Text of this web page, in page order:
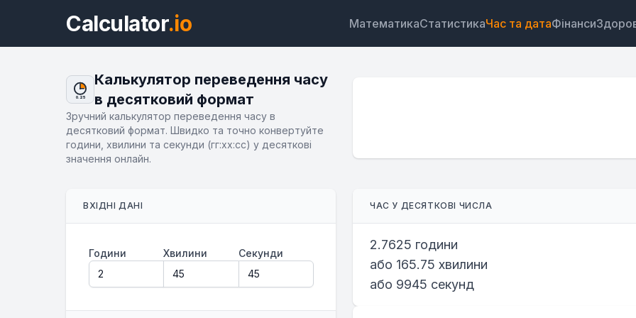
Calculator.io МатематикаСтатистикаЧас та датаФінанси
0.25
Калькулятор переведення часу
в десятковий формат
Зручний калькулятор переведення часу в
десятковий формат. Швидко та точно конвертуйте
години, хвилини та секунди (гг:хх:сс) у десяткові
значення онлайн.
ВХІДНІ ДАНІ
Години Хвилини Секунди
ЧАС У ДЕСЯТКОВІ ЧИСЛА
2.7625 години
або 165.75 хвилини
або 9945 секунд